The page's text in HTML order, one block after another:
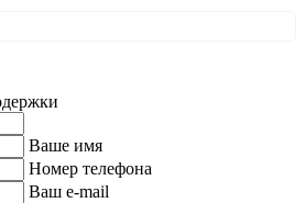
Ваше имя
Номер телефона
Ваш e-mail